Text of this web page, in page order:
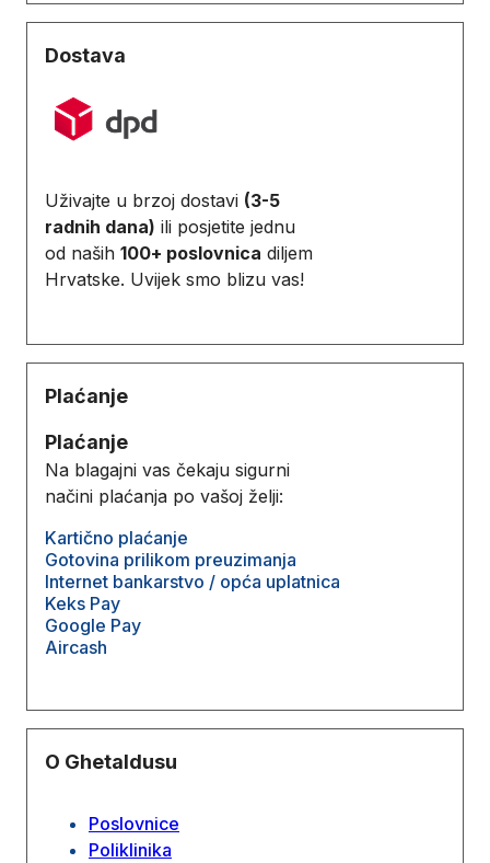
Dostava
Uživajte u brzoj dostavi (3-5
radnih dana) ili posjetite jednu
od naših 100+ poslovnica diljem
Hrvatske. Uvijek smo blizu vas!
Plaćanje
Plaćanje
Na blagajni vas čekaju sigurni
načini plaćanja po vašoj želji:
Kartično plaćanje
Gotovina prilikom preuzimanja
Internet bankarstvo / opća uplatnica
Keks Pay
Google Pay
Aircash
O Ghetaldusu
Poslovnice
Poliklinika